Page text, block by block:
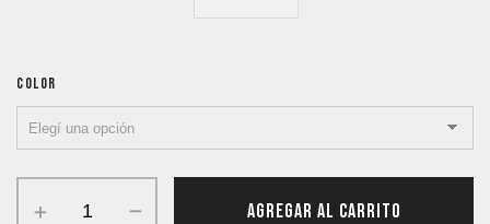
COLOR
AGREGAR AL CARRITO